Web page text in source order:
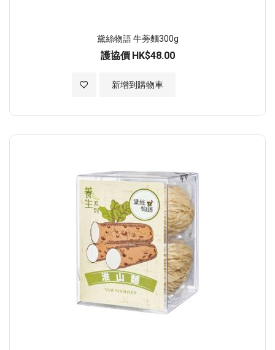
黛絲物語 牛蒡麵300g
護協價 HK$48.00
新增到購物車
加入至願望清單